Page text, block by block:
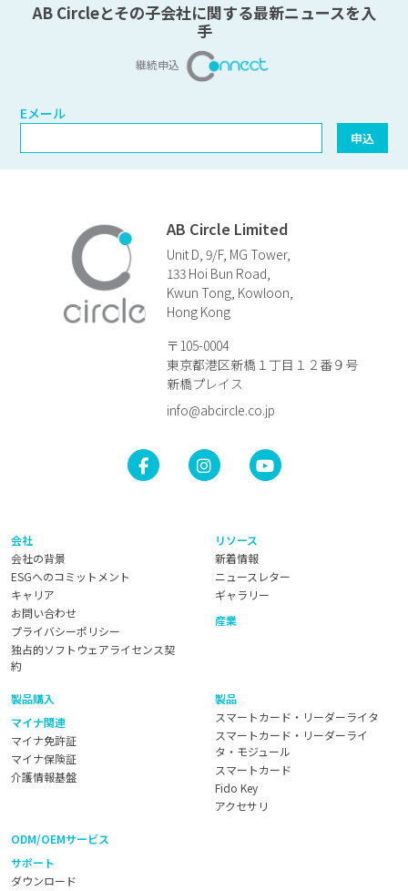
AB Circleとその子会社に関する最新ニュースを入
手
継続申込
Eメール
申込
AB Circle Limited
Unit D, 9/F, MG Tower,
133 Hoi Bun Road,
Kwun Tong, Kowloon,
Hong Kong
〒105-0004
東京都港区新橋１丁目１２番９号
新橋プレイス
info@abcircle.co.jp
会社
会社の背景
ESGへのコミットメント
キャリア
お問い合わせ
プライバシーポリシー
独占的ソフトウェアライセンス契
約
リソース
新着情報
ニュースレター
ギャラリー
産業
製品購入
マイナ関連
マイナ免許証
マイナ保険証
介護情報基盤
製品
スマートカード・リーダーライタ
スマートカード・リーダーライ
タ・モジュール
スマートカード
Fido Key
アクセサリ
ODM/OEMサービス
サポート
ダウンロード